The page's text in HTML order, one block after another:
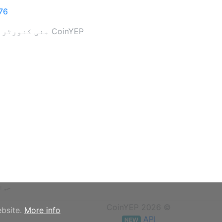
CoinYEP منی کنورٹر 173 کرنسیوں کے لئے مرکزی بینکوں میں روزانہ غیر ملکی زر مبادلہ کی شرح.
API
NEW
More info